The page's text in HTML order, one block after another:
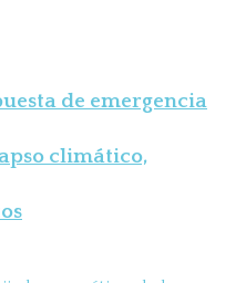
de emergencia
climático,